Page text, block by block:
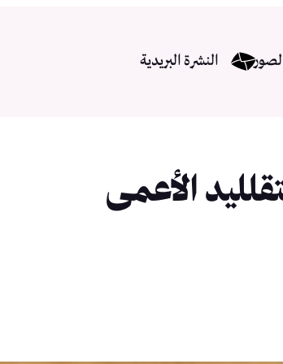
النشرة البريدية
الأعمى